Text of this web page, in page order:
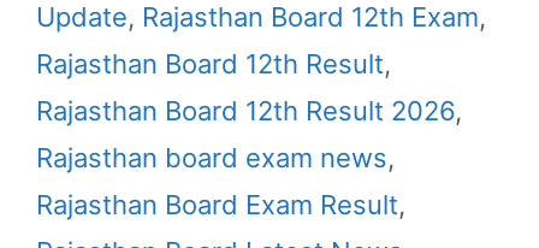
Update, Rajasthan Board 12th Exam,
Rajasthan Board 12th Result,
Rajasthan Board 12th Result 2026,
Rajasthan board exam news,
Rajasthan Board Exam Result,